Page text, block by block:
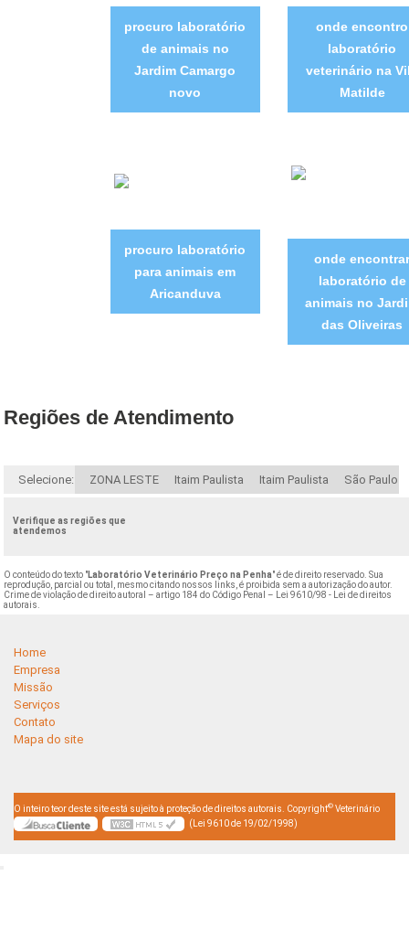
procuro laboratório
de animais no
Jardim Camargo
novo
onde encontro
laboratório
veterinário na
Matilde
procuro laboratório
para animais em
Aricanduva
onde encontrar
laboratório de
animais no
das Oliveiras
Regiões de Atendimento
Selecione: ZONA LESTE Itaim Paulista Itaim Paulista São Paulo
Verifique as regiões que
atendemos
O conteúdo do texto "Laboratório Veterinário Preço na Penha" é de direito reservado. Sua
reprodução, parcial ou total, mesmo citando nossos links, é proibida sem a autorização do autor.
Crime de violação de direito autoral – artigo 184 do Código Penal – Lei 9610/98 - Lei de direitos
autorais.
Home
Empresa
Missão
Serviços
Contato
Mapa do site
O inteiro teor deste site está sujeito à proteção de direitos autorais. Copyright© Veterinário
(Lei 9610 de 19/02/1998)